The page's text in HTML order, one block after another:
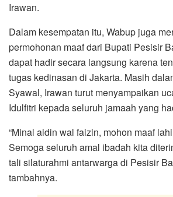
Irawan.
Dalam kesempatan itu, Wabup juga
permohonan maaf dari Bupati Pesisir
dapat hadir secara langsung karena
tugas kedinasan di Jakarta. Masih
Syawal, Irawan turut menyampaikan
Idulfitri kepada seluruh jamaah yang
“Minal aidin wal faizin, mohon maaf
Semoga seluruh amal ibadah kita
tali silaturahmi antarwarga di Pesisir
tambahnya.